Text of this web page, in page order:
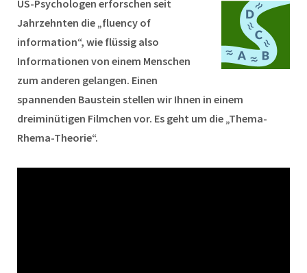
US-Psychologen erforschen seit
Jahrzehnten die „fluency of
information“, wie flüssig also
Informationen von einem Menschen
zum anderen gelangen. Einen
spannenden Baustein stellen wir Ihnen in einem
dreiminütigen Filmchen vor. Es geht um die „Thema-
Rhema-Theorie“.